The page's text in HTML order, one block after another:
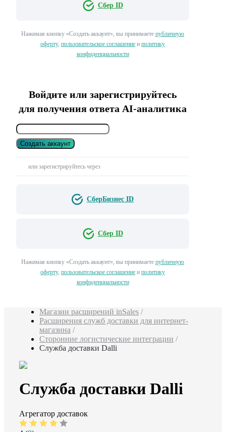
Сбер ID
Нажимая кнопку «Создать аккаунт», вы принимаете публичную
оферту, пользовательское соглашение и политику
конфиденциальности
Войдите или зарегистрируйтесь
для получения ответа AI-аналитика
Создать аккаунт
или зарегистрируйтесь через
СберБизнес ID
Сбер ID
Нажимая кнопку «Создать аккаунт», вы принимаете публичную
оферту, пользовательское соглашение и политику
конфиденциальности
Магазин расширений inSales /
Расширения служб доставки для интернет-
магазина /
Сторонние логистические интеграции /
Служба доставки Dalli
Служба доставки Dalli
Агрегатор доставок